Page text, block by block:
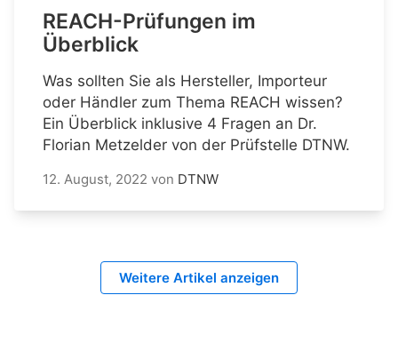
REACH-Prüfungen im
Überblick
Was sollten Sie als Hersteller, Importeur
oder Händler zum Thema REACH wissen?
Ein Überblick inklusive 4 Fragen an Dr.
Florian Metzelder von der Prüfstelle DTNW.
12. August, 2022 von DTNW
Weitere Artikel anzeigen